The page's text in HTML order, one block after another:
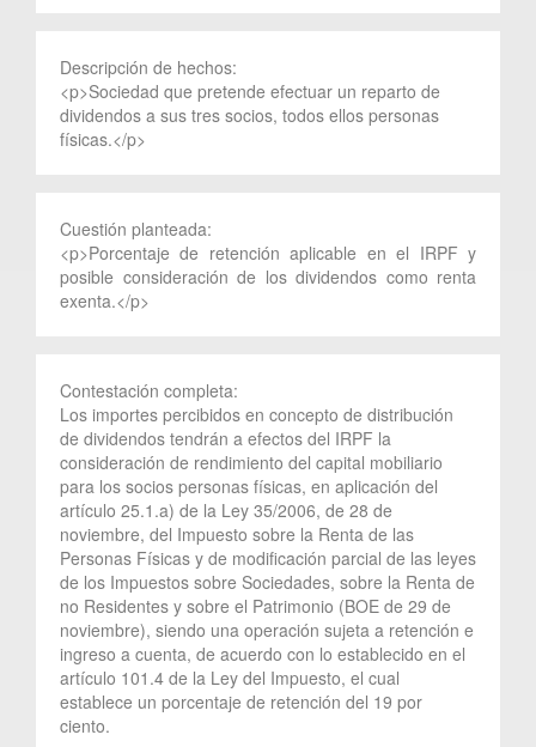
Descripción de hechos:
<p>Sociedad que pretende efectuar un reparto de
dividendos a sus tres socios, todos ellos personas
físicas.</p>
Cuestión planteada:
<p>Porcentaje de retención aplicable en el IRPF y
posible consideración de los dividendos como renta
exenta.</p>
Contestación completa:
Los importes percibidos en concepto de distribución
de dividendos tendrán a efectos del IRPF la
consideración de rendimiento del capital mobiliario
para los socios personas físicas, en aplicación del
artículo 25.1.a) de la Ley 35/2006, de 28 de
noviembre, del Impuesto sobre la Renta de las
Personas Físicas y de modificación parcial de las leyes
de los Impuestos sobre Sociedades, sobre la Renta de
no Residentes y sobre el Patrimonio (BOE de 29 de
noviembre), siendo una operación sujeta a retención e
ingreso a cuenta, de acuerdo con lo establecido en el
artículo 101.4 de la Ley del Impuesto, el cual
establece un porcentaje de retención del 19 por
ciento.